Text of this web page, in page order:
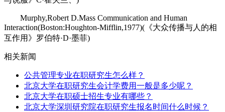
Murphy,Robert D.Mass Communication and Human
Interaction(Boston:Houghton-Mifflin,1977)(《大众传播与人的相
互作用》罗伯特·D·墨菲)
相关新闻
公共管理专业在职研究生怎么样？
北京大学在职研究生会计学费用一般是多少呢？
北京大学在职硕士招生专业有哪些？
北京大学深圳研究院在职研究生报名时间什么时候？